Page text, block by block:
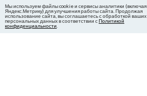
Главный редактор Сиб.фм
Бобровников Виктор Евгеньевич
Учредитель ООО «Сиб.фм»
E-mail редакции: fm@sib.fm
Мы используем файлы cookie и сервисы аналитики (включая
Яндекс.Метрику) для улучшения работы сайта. Продолжая
использование сайта, вы соглашаетесь с обработкой ваших
персональных данных в соответствии сПолитикой
конфиденциальности